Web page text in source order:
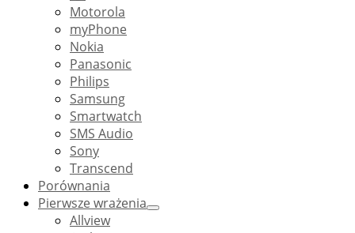
Motorola
myPhone
Nokia
Panasonic
Philips
Samsung
Smartwatch
SMS Audio
Sony
Transcend
Porównania
Pierwsze wrażenia
Allview